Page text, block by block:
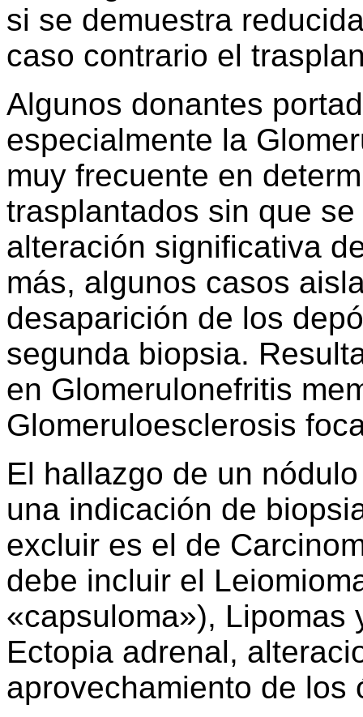
si se demuestra
caso contrario el
Algunos donantes
especialmente la
muy frecuente en
trasplantados sin que
alteración significativa
más, algunos casos
desaparición de los
segunda biopsia.
en Glomerulonefritis
Glomeruloesclerosis
El hallazgo de un
una indicación de
excluir es el de
debe incluir el
«capsuloma»), Lipomas
Ectopia adrenal,
aprovechamiento de los